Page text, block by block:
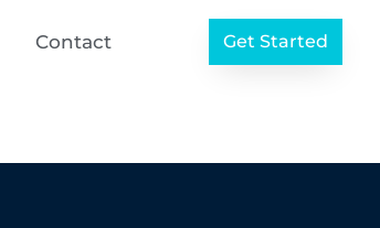
Contact Get Started